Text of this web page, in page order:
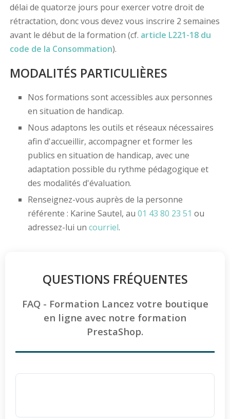
délai de quatorze jours pour exercer votre droit de
rétractation, donc vous devez vous inscrire 2 semaines
avant le début de la formation (cf. article L221-18 du
code de la Consommation).
MODALITÉS PARTICULIÈRES
Nos formations sont accessibles aux personnes
en situation de handicap.
Nous adaptons les outils et réseaux nécessaires
afin d'accueillir, accompagner et former les
publics en situation de handicap, avec une
adaptation possible du rythme pédagogique et
des modalités d'évaluation.
Renseignez-vous auprès de la personne
référente : Karine Sautel, au 01 43 80 23 51 ou
adressez-lui un courriel.
QUESTIONS FRÉQUENTES
FAQ - Formation Lancez votre boutique
en ligne avec notre formation
PrestaShop.